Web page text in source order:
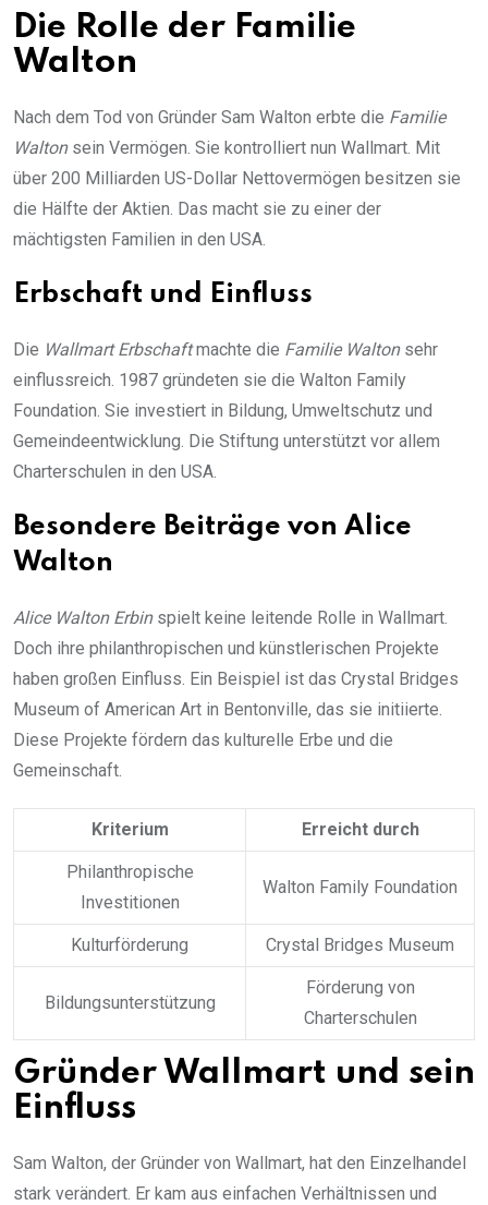
Die Rolle der Familie
Walton
Nach dem Tod von Gründer Sam Walton erbte die Familie
Waltonsein Vermögen. Sie kontrolliert nun Wallmart. Mit
über 200 Milliarden US-Dollar Nettovermögen besitzen sie
die Hälfte der Aktien. Das macht sie zu einer der
mächtigsten Familien in den USA.
Erbschaft und Einfluss
Die Wallmart Erbschaftmachte die Familie Waltonsehr
einflussreich. 1987 gründeten sie die Walton Family
Foundation. Sie investiert in Bildung, Umweltschutz und
Gemeindeentwicklung. Die Stiftung unterstützt vor allem
Charterschulen in den USA.
Besondere Beiträge von Alice
Walton
Alice Walton Erbinspielt keine leitende Rolle in Wallmart.
Doch ihre philanthropischen und künstlerischen Projekte
haben großen Einfluss. Ein Beispiel ist das Crystal Bridges
Museum of American Art in Bentonville, das sie initiierte.
Diese Projekte fördern das kulturelle Erbe und die
Gemeinschaft.
Kriterium Erreicht durch
Philanthropische
Investitionen
Walton Family Foundation
Kulturförderung Crystal Bridges Museum
Bildungsunterstützung
Förderung von
Charterschulen
Gründer Wallmart und sein
Einfluss
Sam Walton, der Gründer von Wallmart, hat den Einzelhandel
stark verändert. Er kam aus einfachen Verhältnissen und